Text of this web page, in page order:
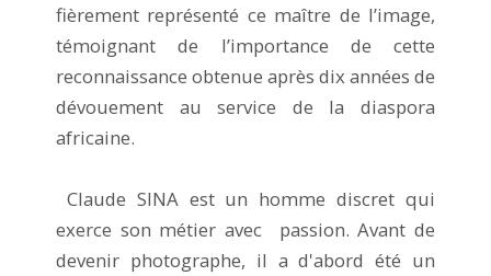
fièrement représenté ce maître de l’image,
témoignant de l’importance de cette
reconnaissance obtenue après dix années de
dévouement au service de la diaspora
africaine.
Claude SINA est un homme discret qui
exerce son métier avec passion. Avant de
devenir photographe, il a d'abord été un